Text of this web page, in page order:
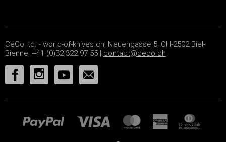
CeCo ltd. - world-of-knives.ch, Neuengasse 5, CH-2502 Biel-
Bienne, +41 (0)32 322 97 55 | contact@ceco.ch